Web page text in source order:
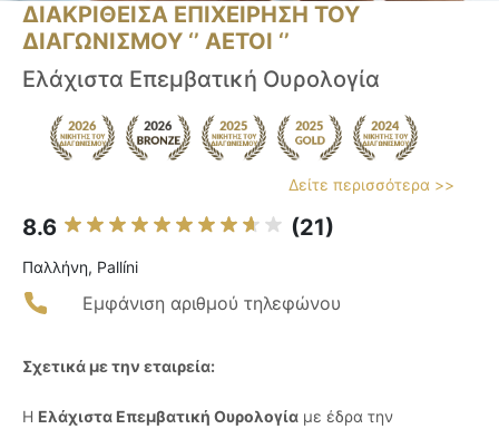
ΔΙΑΚΡΙΘΕΙΣΑ ΕΠΙΧΕΙΡΗΣΗ ΤΟΥ
ΔΙΑΓΩΝΙΣΜΟΥ ‘’ ΑΕΤΟΙ ‘’
Ελάχιστα Επεμβατική Ουρολογία
Δείτε περισσότερα >>
8.6 (21)
Παλλήνη, Pallíni
Εμφάνιση αριθμού τηλεφώνου
Σχετικά με την εταιρεία:
Η Ελάχιστα Επεμβατική Ουρολογία με έδρα την